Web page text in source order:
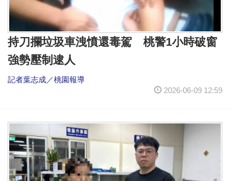
持刀攔垃圾車洩憤還毒駕 桃警1小時破窗
強勢壓制逮人
記者葉志成／桃園報導
2026-06-09 12:59